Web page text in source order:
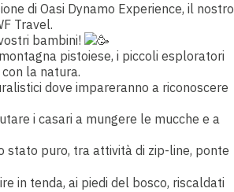
di Oasi Dynamo Experience, il nostro
Travel.
bambini!
pistoiese, i piccoli esploratori
la natura.
dove impareranno a riconoscere
i casari a mungere le mucche e a
stato puro, tra attività di zip-line, ponte
in tenda, ai piedi del bosco, riscaldati